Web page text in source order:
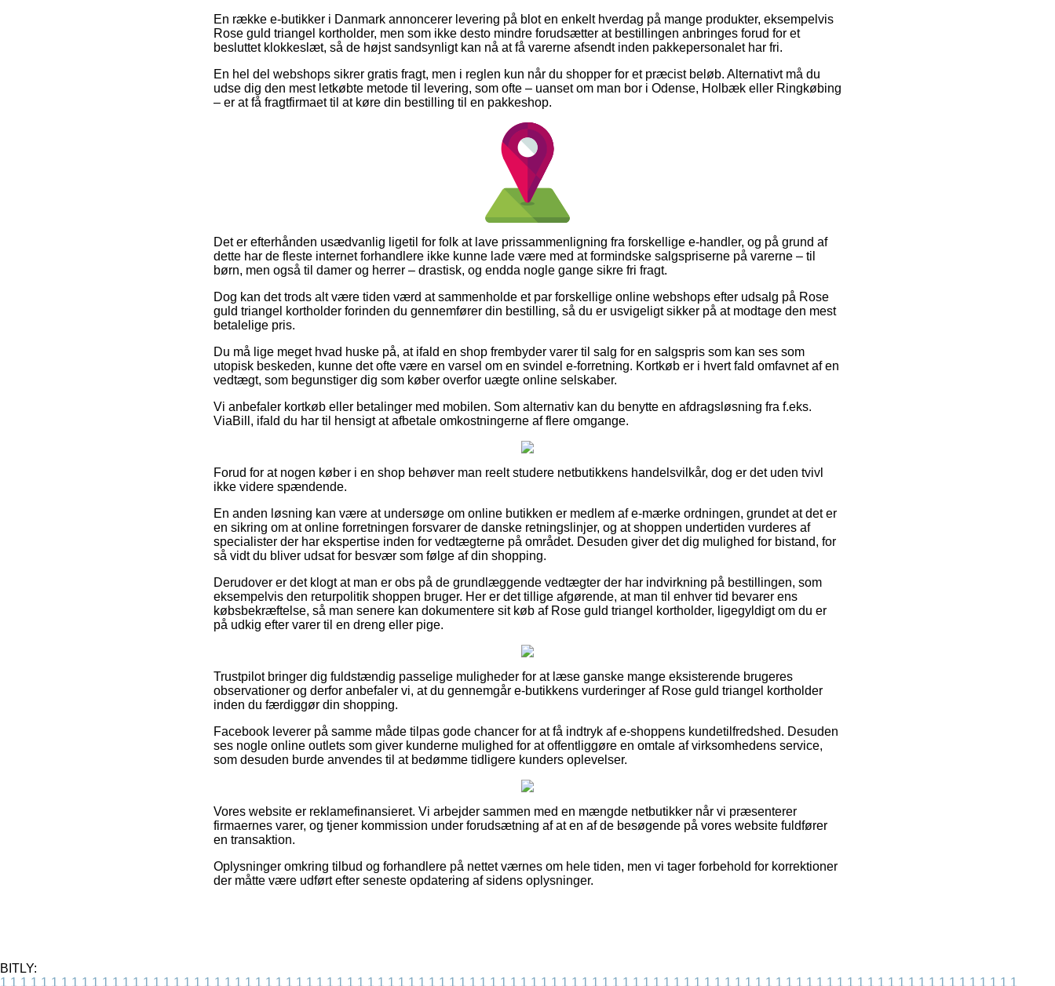
En række e-butikker i Danmark annoncerer levering på blot en enkelt hverdag på mange produkter, eksempelvis
Rose guld triangel kortholder, men som ikke desto mindre forudsætter at bestillingen anbringes forud for et
besluttet klokkeslæt, så de højst sandsynligt kan nå at få varerne afsendt inden pakkepersonalet har fri.
En hel del webshops sikrer gratis fragt, men i reglen kun når du shopper for et præcist beløb. Alternativt må du
udse dig den mest letkøbte metode til levering, som ofte – uanset om man bor i Odense, Holbæk eller Ringkøbing
– er at få fragtfirmaet til at køre din bestilling til en pakkeshop.
Det er efterhånden usædvanlig ligetil for folk at lave prissammenligning fra forskellige e-handler, og på grund af
dette har de fleste internet forhandlere ikke kunne lade være med at formindske salgspriserne på varerne – til
børn, men også til damer og herrer – drastisk, og endda nogle gange sikre fri fragt.
Dog kan det trods alt være tiden værd at sammenholde et par forskellige online webshops efter udsalg på Rose
guld triangel kortholder forinden du gennemfører din bestilling, så du er usvigeligt sikker på at modtage den mest
betalelige pris.
Du må lige meget hvad huske på, at ifald en shop frembyder varer til salg for en salgspris som kan ses som
utopisk beskeden, kunne det ofte være en varsel om en svindel e-forretning. Kortkøb er i hvert fald omfavnet af en
vedtægt, som begunstiger dig som køber overfor uægte online selskaber.
Vi anbefaler kortkøb eller betalinger med mobilen. Som alternativ kan du benytte en afdragsløsning fra f.eks.
ViaBill, ifald du har til hensigt at afbetale omkostningerne af flere omgange.
Forud for at nogen køber i en shop behøver man reelt studere netbutikkens handelsvilkår, dog er det uden tvivl
ikke videre spændende.
En anden løsning kan være at undersøge om online butikken er medlem af e-mærke ordningen, grundet at det er
en sikring om at online forretningen forsvarer de danske retningslinjer, og at shoppen undertiden vurderes af
specialister der har ekspertise inden for vedtægterne på området. Desuden giver det dig mulighed for bistand, for
så vidt du bliver udsat for besvær som følge af din shopping.
Derudover er det klogt at man er obs på de grundlæggende vedtægter der har indvirkning på bestillingen, som
eksempelvis den returpolitik shoppen bruger. Her er det tillige afgørende, at man til enhver tid bevarer ens
købsbekræftelse, så man senere kan dokumentere sit køb af Rose guld triangel kortholder, ligegyldigt om du er
på udkig efter varer til en dreng eller pige.
Trustpilot bringer dig fuldstændig passelige muligheder for at læse ganske mange eksisterende brugeres
observationer og derfor anbefaler vi, at du gennemgår e-butikkens vurderinger af Rose guld triangel kortholder
inden du færdiggør din shopping.
Facebook leverer på samme måde tilpas gode chancer for at få indtryk af e-shoppens kundetilfredshed. Desuden
ses nogle online outlets som giver kunderne mulighed for at offentliggøre en omtale af virksomhedens service,
som desuden burde anvendes til at bedømme tidligere kunders oplevelser.
Vores website er reklamefinansieret. Vi arbejder sammen med en mængde netbutikker når vi præsenterer
firmaernes varer, og tjener kommission under forudsætning af at en af de besøgende på vores website fuldfører
en transaktion.
Oplysninger omkring tilbud og forhandlere på nettet værnes om hele tiden, men vi tager forbehold for korrektioner
der måtte være udført efter seneste opdatering af sidens oplysninger.
BITLY:
1 1 1 1 1 1 1 1 1 1 1 1 1 1 1 1 1 1 1 1 1 1 1 1 1 1 1 1 1 1 1 1 1 1 1 1 1 1 1 1 1 1 1 1 1 1 1 1 1 1 1 1 1 1 1 1 1 1 1 1 1 1 1 1 1 1 1 1 1 1 1 1 1 1 1 1 1 1 1 1 1 1 1 1 1 1 1 1 1 1 1 1 1 1 1 1 1 1 1 1